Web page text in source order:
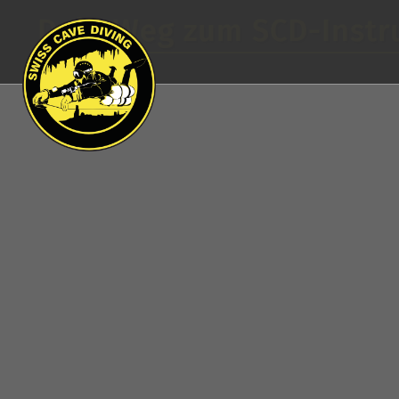
Dein Weg zum SCD-
Inhalt folgt...